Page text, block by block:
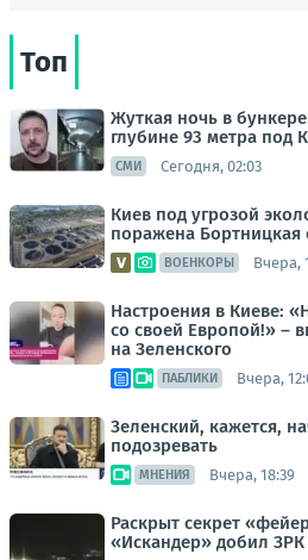
Топ
Жуткая ночь в
глубине 93 метра под
СМИ Сегодня, 02:03
Киев под угрозой
поражена Бортницкая
ВОЕНКОРЫ Вчера,
Настроения в Киеве:
со своей Европой!» –
на Зеленского
ПАБЛИКИ Вчера,
Зеленский, кажется,
подозревать
МНЕНИЯ Вчера, 18:39
Раскрыт секрет
«Искандер» добил